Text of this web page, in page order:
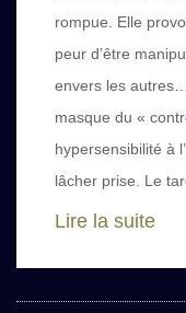
rompue. Elle
peur d’être
envers les
masque du «
hypersensibilité à
lâcher prise. Le
Lire la suite